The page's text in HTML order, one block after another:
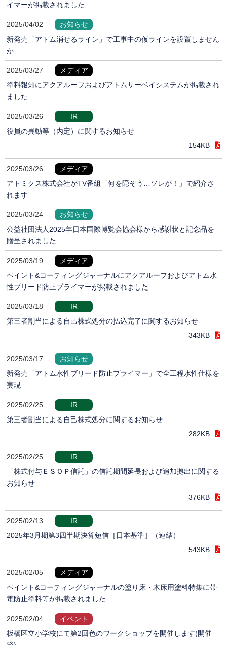
イマーが掲載されました
2025/04/02
お知らせ
新発売「アトム消せるライン」で工事中の仮ラインを設置しません
か
2025/03/27
メディア
塗料報知にアクアルーフおよびアトムサーベイシステムが掲載され
ました
2025/03/26
IR
役員の異動等（内定）に関するお知らせ
154KB
2025/03/26
メディア
アトミクス株式会社がTV番組「何を隠そう…ソレが！」で紹介さ
れます
2025/03/24
お知らせ
公益社団法人2025年日本国際博覧会協会様から感謝状と記念品を
贈呈されました
2025/03/19
メディア
ペイント&コーティングジャーナルにアクアルーフおよびアトム水
性ブリード防止プライマーが掲載されました
2025/03/18
IR
第三者割当による自己株式処分の払込完了に関するお知らせ
343KB
2025/03/17
お知らせ
新発売「アトム水性ブリード防止プライマー」で全工程水性仕様を
実現
2025/02/25
IR
第三者割当による自己株式処分に関するお知らせ
282KB
2025/02/25
IR
「株式付与ＥＳＯＰ信託」の信託期間延長および追加拠出に関する
お知らせ
376KB
2025/02/13
IR
2025年3月期第3四半期決算短信［日本基準］（連結）
543KB
2025/02/05
メディア
ペイント&コーティングジャーナルの塗り床・木床用塗料特集に帯
電防止塗料等が掲載されました
2025/02/04
イベント
板橋区立小学校にて第2回色のワークショップを開催します(開催